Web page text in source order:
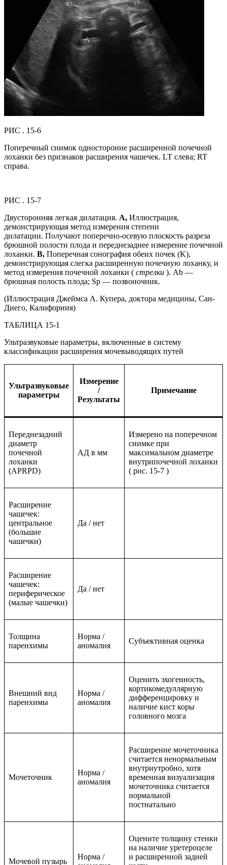
РИС . 15-6
Поперечный снимок односторонне расширенной почечной
лоханки без признаков расширения чашечек. LT слева; RT
справа.
РИС . 15-7
Двусторонняя легкая дилатация. А, Иллюстрация,
демонстрирующая метод измерения степени
дилатации. Получают поперечно-осевую плоскость разреза
брюшной полости плода и переднезаднее измерение почечной
лоханки. B, Поперечная сонография обеих почек (K),
демонстрирующая слегка расширенную почечную лоханку, и
метод измерения почечной лоханки ( стрелки ). Ab —
брюшная полость плода; Sp — позвоночник.
(Иллюстрация Джеймса А. Купера, доктора медицины, Сан-
Диего, Калифорния)
ТАБЛИЦА 15-1
Ультразвуковые параметры, включенные в систему
классификации расширения мочевыводящих путей
Ультразвуковые
параметры
Измерение
/
Результаты
Примечание
Переднезадний
диаметр
почечной
лоханки
(APRPD)
АД в мм
Измерено на поперечном
снимке при
максимальном диаметре
внутрипочечной лоханки
( рис. 15-7 )
Расширение
чашечек:
центральное
(большие
чашечки)
Да / нет
Расширение
чашечек:
периферическое
(малые чашечки)
Да / нет
Толщина
паренхимы
Норма /
аномалия
Субъективная оценка
Внешний вид
паренхимы
Норма /
аномалия
Оценить эхогенность,
кортикомедуллярную
дифференцировку и
наличие кист коры
головного мозга
Мочеточник
Норма /
аномалия
Расширение мочеточника
считается ненормальным
внутриутробно, хотя
временная визуализация
мочеточника считается
нормальной
постнатально
Мочевой пузырь
Норма /
Оцените толщину стенки
на наличие уретероцеле
и расширенной задней